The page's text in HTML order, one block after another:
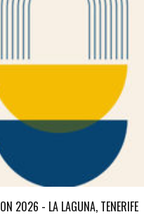
2026 - LA LAGUNA, TENERIFE